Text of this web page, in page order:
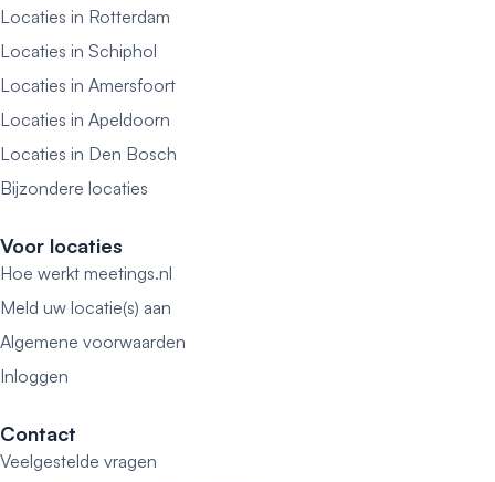
Locaties in Rotterdam
Locaties in Schiphol
Locaties in Amersfoort
Locaties in Apeldoorn
Locaties in Den Bosch
Bijzondere locaties
Voor locaties
Hoe werkt meetings.nl
Meld uw locatie(s) aan
Algemene voorwaarden
Inloggen
Contact
Veelgestelde vragen